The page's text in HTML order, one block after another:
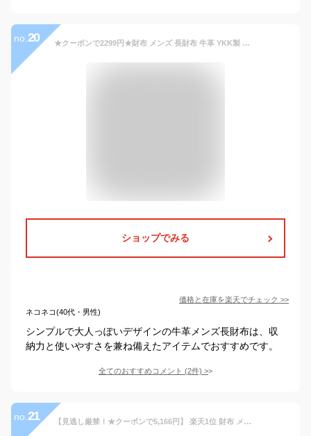
no. 20 ★クーポンで2299円★財布 メンズ 長財布 牛革 YKK製 高級 カーボンレザー 本革 ラウンドファスナー 小銭入れ シンプル 大容量 メンズ長財布 プレゼント QB-1
ショップでみる
価格と在庫を楽天でチェック >>
ネコネコ(40代・男性)
シンプルで大人っぽいデザインの牛革メンズ長財布は、収
納力と使いやすさを兼ね備えたアイテムでおすすめです。
全てのおすすめコメント (2件) >
no. 21 【見逃し厳禁！★クーポンで5,166円】 楽天1位 財布 メンズ 栃木レザー 長財布 本革 ファスナー 薄い 高級感 レディース財布 ブランド ウォレット 牛革 小銭入れ レザー サイフ ハンドメイド シンプル 無地 大容量 男性 紳士用 男女兼用 ギフト 送料無料